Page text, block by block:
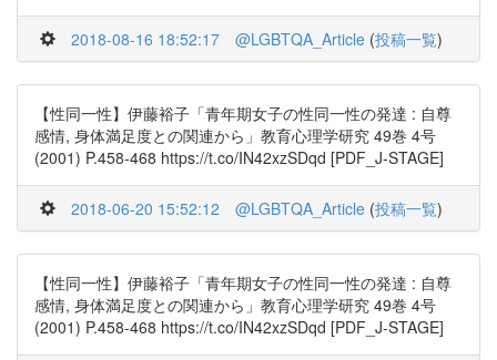
2018-08-16 18:52:17 @LGBTQA_Article (投稿一覧)
【性同一性】伊藤裕子「青年期女子の性同一性の発達 : 自尊
感情, 身体満足度との関連から」教育心理学研究 49巻 4号
(2001) P.458-468 https://t.co/IN42xzSDqd [PDF_J-STAGE]
2018-06-20 15:52:12 @LGBTQA_Article (投稿一覧)
【性同一性】伊藤裕子「青年期女子の性同一性の発達 : 自尊
感情, 身体満足度との関連から」教育心理学研究 49巻 4号
(2001) P.458-468 https://t.co/IN42xzSDqd [PDF_J-STAGE]